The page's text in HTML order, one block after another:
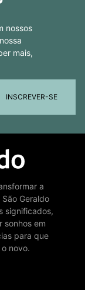
nossos
mais,
INSCREVER-SE
a
Geraldo
significados,
sonhos em
para que
novo.